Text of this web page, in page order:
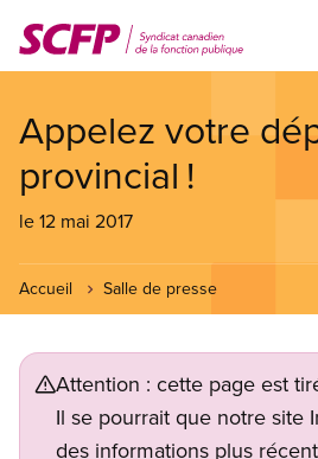
au
contenu
Appelez votre
provincial !
le 12 mai 2017
Accueil Salle de presse
Attention : cette page est
Il se pourrait que notre site
des informations plus